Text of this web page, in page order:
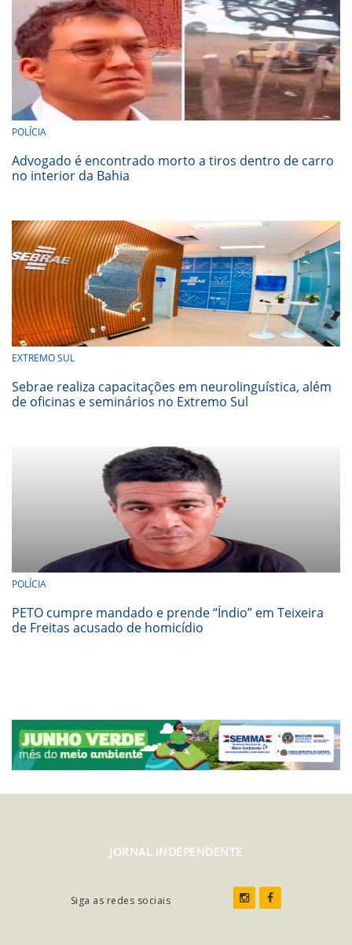
POLÍCIA
Advogado é encontrado morto a tiros dentro de carro
no interior da Bahia
EXTREMO SUL
Sebrae realiza capacitações em neurolinguística, além
de oficinas e seminários no Extremo Sul
POLÍCIA
PETO cumpre mandado e prende “Índio” em Teixeira
de Freitas acusado de homicídio
JORNAL INDEPENDENTE
Siga as redes sociais